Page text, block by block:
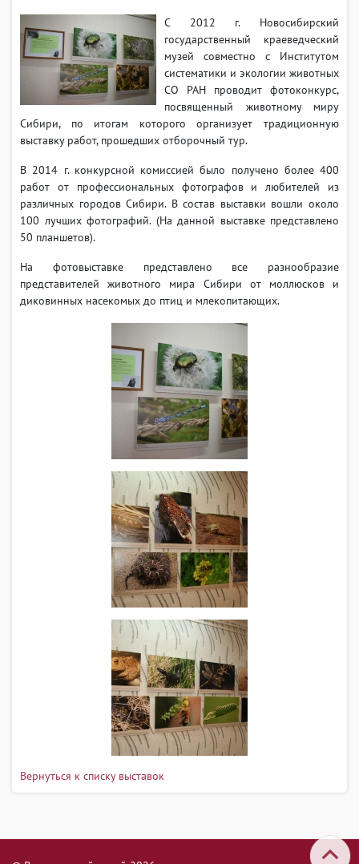
С 2012 г. Новосибирский
государственный краеведческий
музей совместно с Институтом
систематики и экологии животных
СО РАН проводит фотоконкурс,
посвященный животному миру
Сибири, по итогам которого организует традиционную
выставку работ, прошедших отборочный тур.
В 2014 г. конкурсной комиссией было получено более 400
работ от профессиональных фотографов и любителей из
различных городов Сибири. В состав выставки вошли около
100 лучших фотографий. (На данной выставке представлено
50 планшетов).
На фотовыставке представлено все разнообразие
представителей животного мира Сибири от моллюсков и
диковинных насекомых до птиц и млекопитающих.
Вернуться к списку выставок